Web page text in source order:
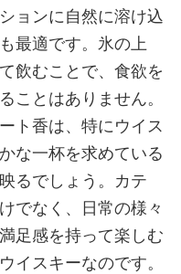
ョンに自然に溶け込
最適です。氷の上
飲むことで、食欲を
ことはありません。
ト香は、特にウイス
な一杯を求めている
るでしょう。カテ
でなく、日常の様々
足感を持って楽しむ
イスキーなのです。